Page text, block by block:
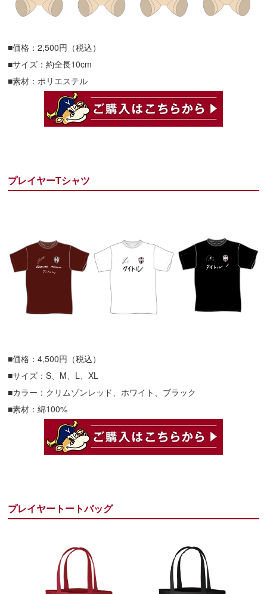
■価格：2,500円（税込）
■サイズ：約全長10cm
■素材：ポリエステル
プレイヤーTシャツ
■価格：4,500円（税込）
■サイズ：S、M、L、XL
■カラー：クリムゾンレッド、ホワイト、ブラック
■素材：綿100%
プレイヤートートバッグ